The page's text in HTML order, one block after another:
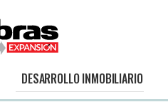
DESARROLLO INMOBILIARIO